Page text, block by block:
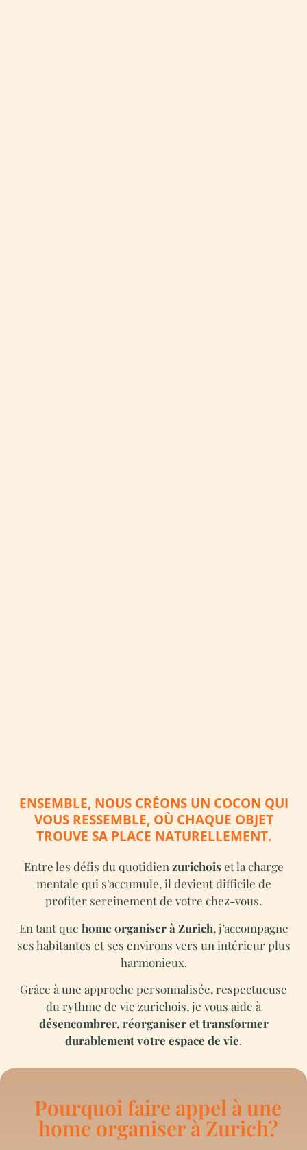
ENSEMBLE, NOUS CRÉONS UN COCON QUI
VOUS RESSEMBLE, OÙ CHAQUE OBJET
TROUVE SA PLACE NATURELLEMENT.
Entre les défis du quotidienzurichoiset la charge
mentale qui s’accumule, il devient difficile de
profiter sereinement de votre chez-vous.
En tant que home organiser à Zurich, j’accompagne
ses habitantes et ses environs vers un intérieur plus
harmonieux.
Grâce à une approche personnalisée, respectueuse
du rythme de vie zurichois, je vous aide à
désencombrer, réorganiser et transformer
durablement votre espace de vie.
Pourquoi faire appel à une
home organiser à Zurich?